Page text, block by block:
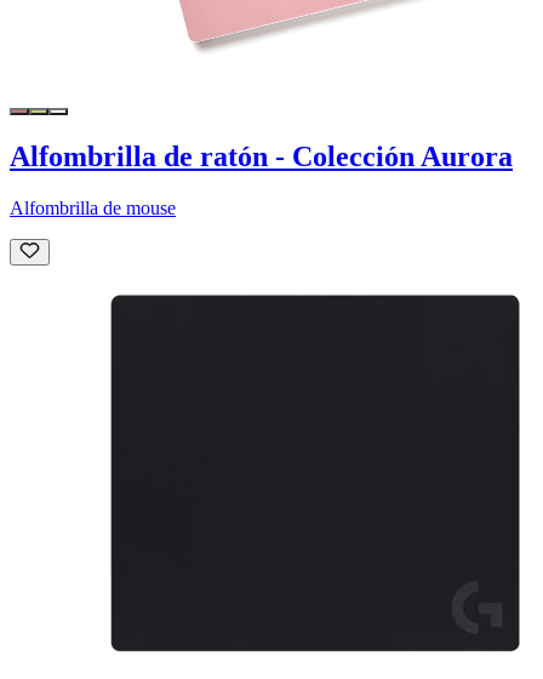
Alfombrilla de ratón - Colección Aurora
Alfombrilla de mouse